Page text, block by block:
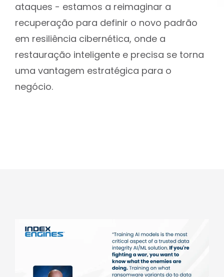
ataques - estamos a reimaginar a
recuperação para definir o novo padrão
em resiliência cibernética, onde a
restauração inteligente e precisa se torna
uma vantagem estratégica para o
negócio.